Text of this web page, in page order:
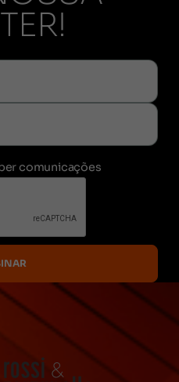
comunicações